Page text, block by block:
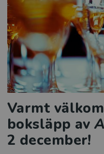
Varmt
boksläpp av
2 december!